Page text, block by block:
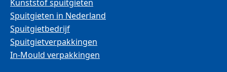
Kunststof spuitgieten
Spuitgieten in Nederland
Spuitgietbedrijf
Spuitgietverpakkingen
In-Mould verpakkingen